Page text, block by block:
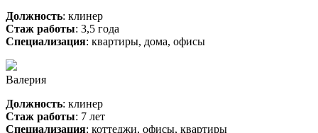
Должность: клинер
Стаж работы: 3,5 года
Специализация: квартиры, дома, офисы
Валерия
Должность: клинер
Стаж работы: 7 лет
Специализация: коттеджи, офисы, квартиры